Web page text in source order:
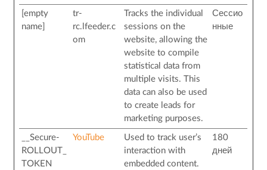
[empty
name]
tr-
rc.lfeeder.c
om
Tracks the individual
sessions on the
website, allowing the
website to compile
statistical data from
multiple visits. This
data can also be used
to create leads for
marketing purposes.
Сессио
нные
__Secure-
ROLLOUT_
TOKEN
YouTube
Used to track user’s
interaction with
embedded content.
180
дней